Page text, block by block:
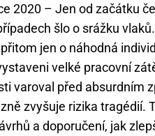
2020 – Jen od začátku
šlo o srážku
jen o náhodná
velké pracovní
varoval před absurdním
zvyšuje rizika tragédií.
a doporučení, jak